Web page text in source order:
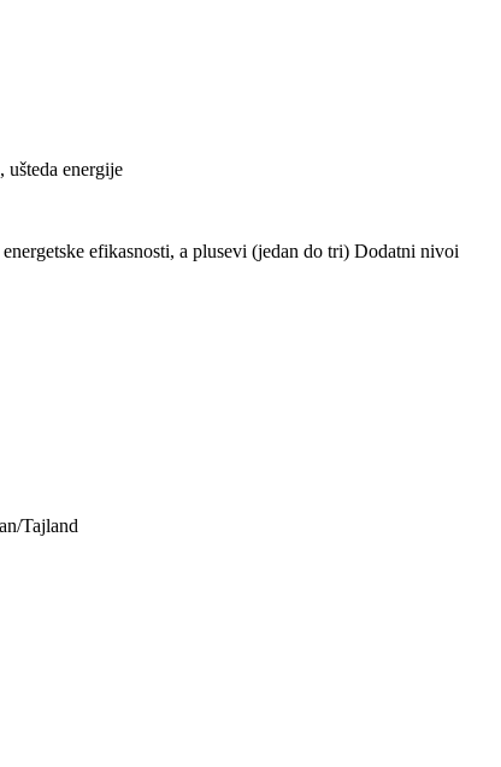
energije
efikasnosti, a plusevi (jedan do tri) Dodatni nivoi
Tajland